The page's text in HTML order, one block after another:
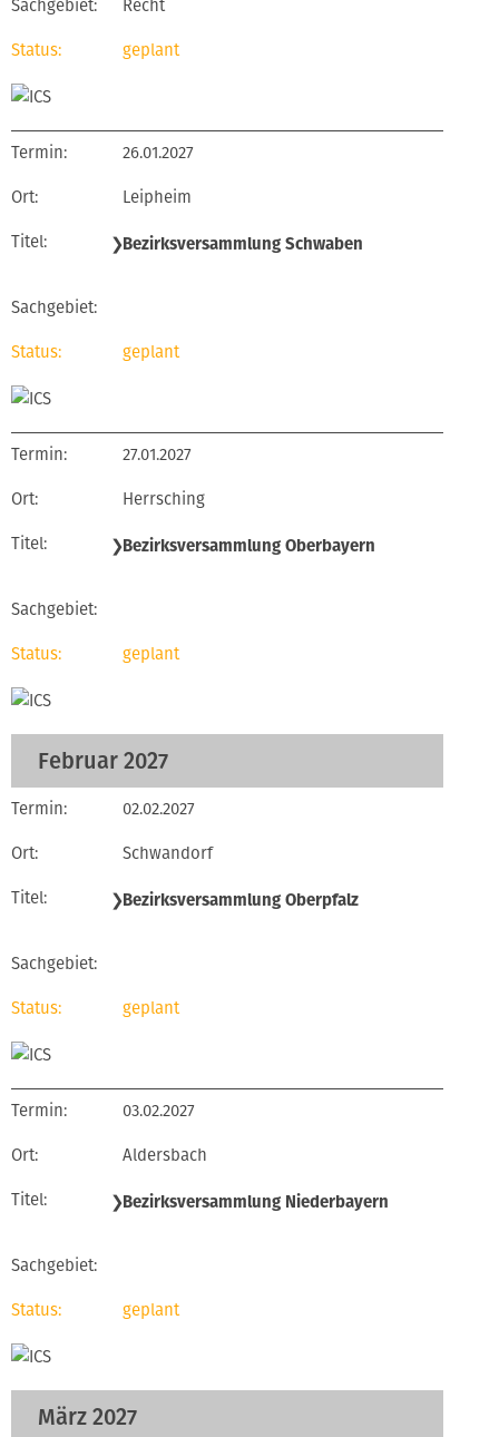
Recht
geplant
26.01.2027
Leipheim
❯Bezirksversammlung Schwaben
geplant
27.01.2027
Herrsching
❯Bezirksversammlung Oberbayern
geplant
Februar 2027
02.02.2027
Schwandorf
❯Bezirksversammlung Oberpfalz
geplant
03.02.2027
Aldersbach
❯Bezirksversammlung Niederbayern
geplant
März 2027